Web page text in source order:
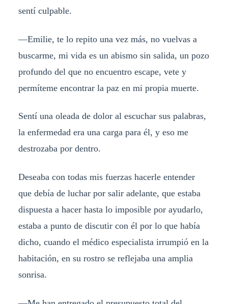
sentí culpable.
—Emilie, te lo repito una vez más, no vuelvas a
buscarme, mi vida es un abismo sin salida, un pozo
profundo del que no encuentro escape, vete y
permíteme encontrar la paz en mi propia muerte.
Sentí una oleada de dolor al escuchar sus palabras,
la enfermedad era una carga para él, y eso me
destrozaba por dentro.
Deseaba con todas mis fuerzas hacerle entender
que debía de luchar por salir adelante, que estaba
dispuesta a hacer hasta lo imposible por ayudarlo,
estaba a punto de discutir con él por lo que había
dicho, cuando el médico especialista irrumpió en la
habitación, en su rostro se reflejaba una amplia
sonrisa.